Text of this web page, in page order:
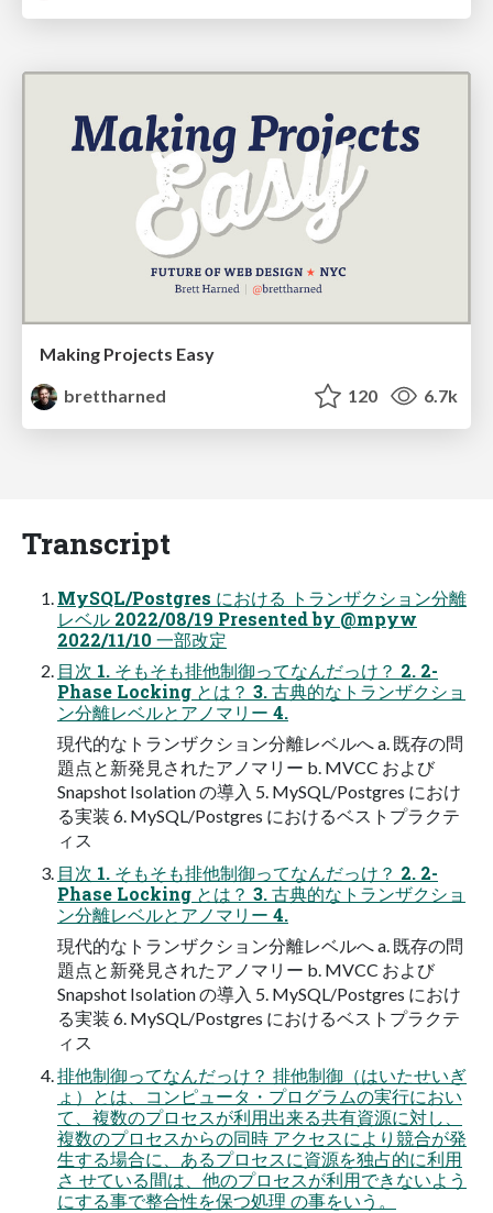
Making Projects Easy
brettharned
120 6.7k
Transcript
MySQL/Postgres における トランザクション分離
レベル 2022/08/19 Presented by @mpyw
2022/11/10 一部改定
目次 1. そもそも排他制御ってなんだっけ？ 2. 2-
Phase Locking とは？ 3. 古典的なトランザクショ
ン分離レベルとアノマリー 4.
現代的なトランザクション分離レベルへ a. 既存の問
題点と新発見されたアノマリー b. MVCC および
Snapshot Isolation の導入 5. MySQL/Postgres におけ
る実装 6. MySQL/Postgres におけるベストプラクテ
ィス
目次 1. そもそも排他制御ってなんだっけ？ 2. 2-
Phase Locking とは？ 3. 古典的なトランザクショ
ン分離レベルとアノマリー 4.
現代的なトランザクション分離レベルへ a. 既存の問
題点と新発見されたアノマリー b. MVCC および
Snapshot Isolation の導入 5. MySQL/Postgres におけ
る実装 6. MySQL/Postgres におけるベストプラクテ
ィス
排他制御ってなんだっけ？ 排他制御（はいたせいぎ
ょ）とは、コンピュータ・プログラムの実行におい
て、複数のプロセスが利用出来る共有資源に対し、
複数のプロセスからの同時 アクセスにより競合が発
生する場合に、あるプロセスに資源を独占的に利用
さ せている間は、他のプロセスが利用できないよう
にする事で整合性を保つ処理 の事をいう。